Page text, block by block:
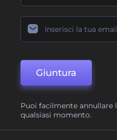
Giuntura
Puoi facilmente annullare
qualsiasi momento.